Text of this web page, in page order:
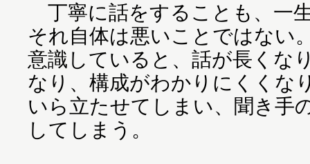
丁寧に話をすることも、一
それ自体は悪いことではない
意識していると、話が長くな
なり、構成がわかりにくくな
いら立たせてしまい、聞き手
してしまう。